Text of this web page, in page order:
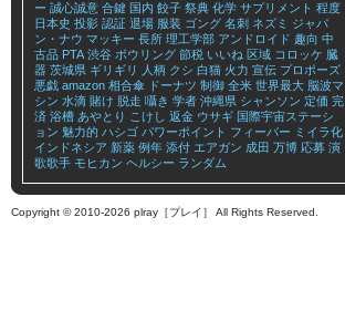
ー 誠心誠意 合鍵 国内 餃子 祭典 化学 サプリメント 程度
日本史 投影 認証 退場 服装 ゴング 名刺 ネズミ ジャパ
ン・ナウ マッキー 長所 理工学部 アンドロイド 趣向 中
古品 PTA 渋谷 ボウリング 節税 いいね 区域 コロッケ 臓
器 茨城県 ギリギリ 人柄 クシ 白猫 火力 宣伝 プロポーズ
悪戯 amazon 相合傘 ドーナツ 制御 全米 世界最大 脳波マ
シン 水滴 賭け 脱走 囁き 学者 沖縄県 シャンソン 定価 完
済 浴槽 あやとり こけし 返金 ウサギ 国際宇宙ステーシ
ョン 魅力的 ハシゴ パワーポイント フィーバー ミイラ化
インドネシア 新薬 例年 添付 エアガン 成田 万博 応募 演
歌歌手 モヒカン ヘルシー ランダム
Copyright © 2010-2026 plray［プレイ］ All Rights Reserved.